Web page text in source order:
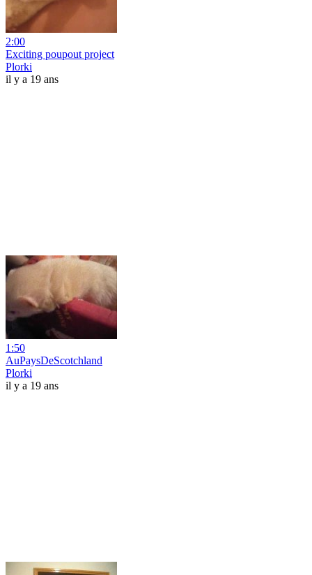
2:00
Exciting poupout project
Plorki
il y a 19 ans
1:50
AuPaysDeScotchland
Plorki
il y a 19 ans